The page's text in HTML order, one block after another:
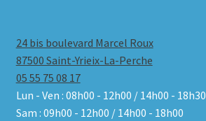
24 bis boulevard Marcel Roux
87500 Saint-Yrieix-La-Perche
05 55 75 08 17
Lun - Ven : 08h00 - 12h00 / 14h00 - 18h30
Sam : 09h00 - 12h00 / 14h00 - 18h00